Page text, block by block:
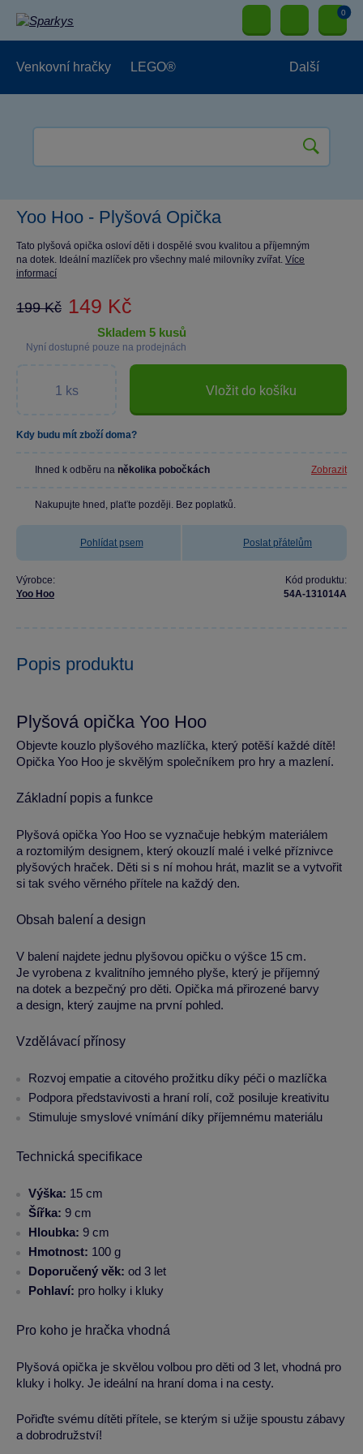
0
Venkovní hračky LEGO® Další
Yoo Hoo - Plyšová Opička
Tato plyšová opička osloví děti i dospělé svou kvalitou a příjemným
na dotek. Ideální mazlíček pro všechny malé milovníky zvířat. Více
informací
199 Kč 149 Kč
skladem 5 kusů
Nyní dostupné pouze na prodejnách
Vložit do košíku
Kdy budu mít zboží doma?
Ihned k odběru na několika pobočkách Zobrazit
Nakupujte hned, plaťte později. Bez poplatků.
Pohlídat psem Poslat přátelům
Výrobce:
Yoo Hoo
Kód produktu:
54A-131014A
Popis produktu
Plyšová opička Yoo Hoo
Objevte kouzlo plyšového mazlíčka, který potěší každé dítě!
Opička Yoo Hoo je skvělým společníkem pro hry a mazlení.
Základní popis a funkce
Plyšová opička Yoo Hoo se vyznačuje hebkým materiálem
a roztomilým designem, který okouzlí malé i velké příznivce
plyšových hraček. Děti si s ní mohou hrát, mazlit se a vytvořit
si tak svého věrného přítele na každý den.
Obsah balení a design
V balení najdete jednu plyšovou opičku o výšce 15 cm.
Je vyrobena z kvalitního jemného plyše, který je příjemný
na dotek a bezpečný pro děti. Opička má přirozené barvy
a design, který zaujme na první pohled.
Vzdělávací přínosy
Rozvoj empatie a citového prožitku díky péči o mazlíčka
Podpora představivosti a hraní rolí, což posiluje kreativitu
Stimuluje smyslové vnímání díky příjemnému materiálu
Technická specifikace
Výška: 15 cm
Šířka: 9 cm
Hloubka: 9 cm
Hmotnost: 100 g
Doporučený věk: od 3 let
Pohlaví: pro holky i kluky
Pro koho je hračka vhodná
Plyšová opička je skvělou volbou pro děti od 3 let, vhodná pro
kluky i holky. Je ideální na hraní doma i na cesty.
Pořiďte svému dítěti přítele, se kterým si užije spoustu zábavy
a dobrodružství!